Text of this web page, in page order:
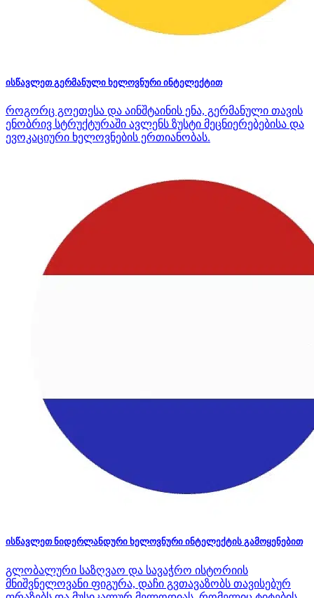
ისწავლეთ გერმანული ხელოვნური ინტელექტით
როგორც გოეთესა და აინშტაინის ენა, გერმანული თავის
ენობრივ სტრუქტურაში ავლენს ზუსტი მეცნიერებებისა და
ევოკაციური ხელოვნების ერთიანობას.
ისწავლეთ ნიდერლანდური ხელოვნური ინტელექტის გამოყენებით
გლობალური საზღვაო და სავაჭრო ისტორიის
მნიშვნელოვანი ფიგურა, დაჩი გვთავაზობს თავისებურ